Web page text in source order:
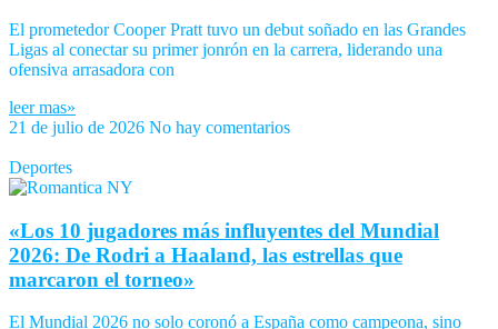
El prometedor Cooper Pratt tuvo un debut soñado en las Grandes
Ligas al conectar su primer jonrón en la carrera, liderando una
ofensiva arrasadora con
leer mas»
21 de julio de 2026 No hay comentarios
Deportes
«Los 10 jugadores más influyentes del Mundial
2026: De Rodri a Haaland, las estrellas que
marcaron el torneo»
El Mundial 2026 no solo coronó a España como campeona, sino